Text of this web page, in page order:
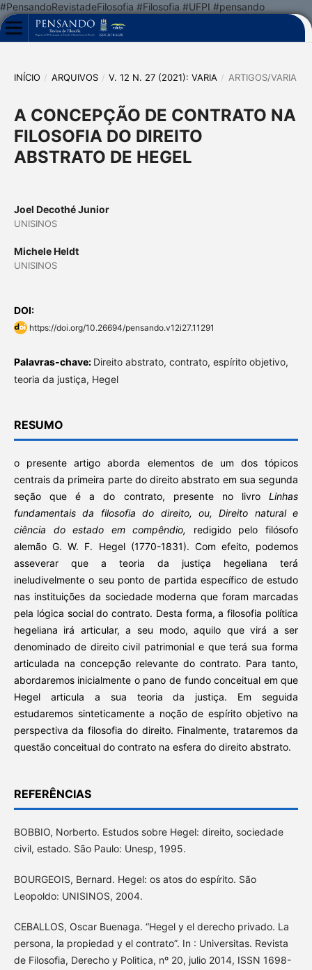
#PensandoRevistadeFilosofia #Filosofia #UFPI #pensando
INÍCIO / ARQUIVOS / V. 12 N. 27 (2021): VARIA / ARTIGOS/VARIA
A CONCEPÇÃO DE CONTRATO NA
FILOSOFIA DO DIREITO
ABSTRATO DE HEGEL
Joel Decothé Junior
UNISINOS
Michele Heldt
UNISINOS
DOI:
https://doi.org/10.26694/pensando.v12i27.11291
Palavras-chave: Direito abstrato, contrato, espírito objetivo,
teoria da justiça, Hegel
RESUMO
o presente artigo aborda elementos de um dos tópicos
centrais da primeira parte do direito abstrato em sua segunda
seção que é a do contrato, presente no livroLinhas
fundamentais da filosofia do direito, ou, Direito natural e
ciência do estado em compêndio, redigido pelo filósofo
alemão G. W. F. Hegel (1770-1831). Com efeito, podemos
asseverar que a teoria da justiça hegeliana terá
ineludivelmente o seu ponto de partida específico de estudo
nas instituições da sociedade moderna que foram marcadas
pela lógica social do contrato. Desta forma, a filosofia política
hegeliana irá articular, a seu modo, aquilo que virá a ser
denominado de direito civil patrimonial e que terá sua forma
articulada na concepção relevante do contrato. Para tanto,
abordaremos inicialmente o pano de fundo conceitual em que
Hegel articula a sua teoria da justiça. Em seguida
estudaremos sinteticamente a noção de espírito objetivo na
perspectiva da filosofia do direito. Finalmente, trataremos da
questão conceitual do contrato na esfera do direito abstrato.
REFERÊNCIAS
BOBBIO, Norberto. Estudos sobre Hegel: direito, sociedade
civil, estado. São Paulo: Unesp, 1995.
BOURGEOIS, Bernard. Hegel: os atos do espírito. São
Leopoldo: UNISINOS, 2004.
CEBALLOS, Oscar Buenaga. “Hegel y el derecho privado. La
persona, la propiedad y el contrato”. In : Universitas. Revista
de Filosofia, Derecho y Politica, nº 20, julio 2014, ISSN 1698-